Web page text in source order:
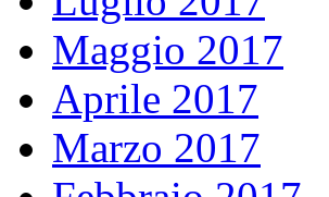
Maggio 2017
Aprile 2017
Marzo 2017